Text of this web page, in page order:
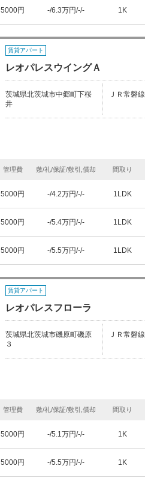
5000円 -/6.3万円/-/- 1K
賃貸アパート
レオパレスウイングＡ
茨城県北茨城市中郷町下桜
井
ＪＲ常磐
管理費 敷/礼/保証/敷引,償却 間取り
5000円 -/4.2万円/-/- 1LDK
5000円 -/5.4万円/-/- 1LDK
5000円 -/5.5万円/-/- 1LDK
賃貸アパート
レオパレスフローラ
茨城県北茨城市磯原町磯原
３
ＪＲ常磐
管理費 敷/礼/保証/敷引,償却 間取り
5000円 -/5.1万円/-/- 1K
5000円 -/5.5万円/-/- 1K